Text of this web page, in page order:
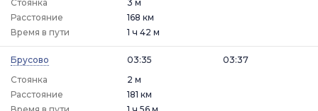
Стоянка
3 м
Расстояние
168 км
Время в пути
1 ч 42 м
Брусово
03:35
Стоянка
2 м
03:37
Расстояние
181 км